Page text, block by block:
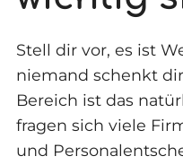
Stell dir vor, es ist
niemand schenkt
Bereich ist das
fragen sich viele
und